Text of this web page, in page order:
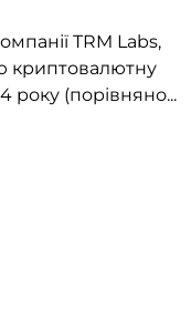
TRM Labs,
криптовалютну
року (порівняно...